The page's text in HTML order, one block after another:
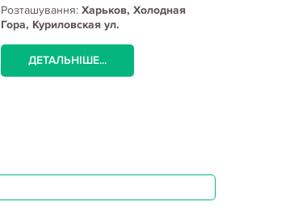
Розташування: Харьков, Холодная
Гора, Куриловская ул.
ДЕТАЛЬНІШЕ...